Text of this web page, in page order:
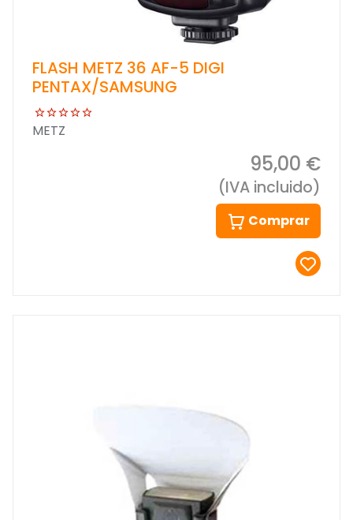
FLASH METZ 36 AF-5 DIGI
PENTAX/SAMSUNG
METZ
95,00 €
(IVA incluido)
Comprar